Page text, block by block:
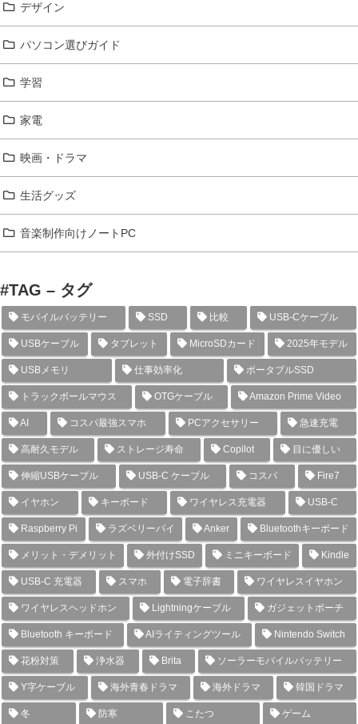
デザイン
パソコン選びガイド
学習
家電
映画・ドラマ
生活グッズ
音楽制作向けノートPC
#TAG – タグ
モバイルバッテリー SSD 比較 USB-Cケーブル
USBケーブル タブレット MicroSDカード 2025年モデル
USBメモリ 仕事効率化 ポータブルSSD
トラックボールマウス OTGケーブル Amazon Prime Video
AI コスパ最強スマホ PCアクセサリー 急速充電
高耐久モデル ストレージ寿命 Copilot 目に優しい
伸縮USBケーブル USB-C ケーブル コスパ Fire7
イヤホン キーボード ワイヤレス充電器 USB-C
Raspberry Pi ラズベリーパイ Anker Bluetoothキーボード
メリット・デメリット 外付けSSD ミニキーボード Kindle
USB-C 充電器 スマホ 電子辞書 ワイヤレスイヤホン
ワイヤレスヘッドホン Lightningケーブル ガジェットポーチ
Bluetooth キーボード AIライティングツール Nintendo Switch
花粉対策 浄水器 Brita ソーラーモバイルバッテリー
Y字ケーブル 海外青春ドラマ 海外ドラマ 韓国ドラマ
冬 防寒 こたつ ゲーム